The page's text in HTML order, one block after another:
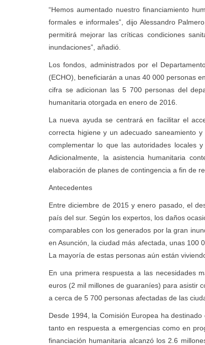
“Hemos aumentado nuestro financiamiento
formales e informales”, dijo Alessandro
permitirá mejorar las críticas condiciones
inundaciones”, añadió.
Los fondos, administrados por el
(ECHO), beneficiarán a unas 40 000 personas
cifra se adicionan las 5 700 personas del
humanitaria otorgada en enero de 2016.
La nueva ayuda se centrará en facilitar el
correcta higiene y un adecuado saneamiento
complementar lo que las autoridades locales
Adicionalmente, la asistencia humanitaria
elaboración de planes de contingencia a fin de
Antecedentes
Entre diciembre de 2015 y enero pasado, el
país del sur. Según los expertos, los daños
comparables con los generados por la gran
en Asunción, la ciudad más afectada, unas 100
La mayoría de estas personas aún están
En una primera respuesta a las necesidades
euros (2 mil millones de guaraníes) para asistir
a cerca de 5 700 personas afectadas de las
Desde 1994, la Comisión Europea ha
tanto en respuesta a emergencias como en
financiación humanitaria alcanzó los 2.6